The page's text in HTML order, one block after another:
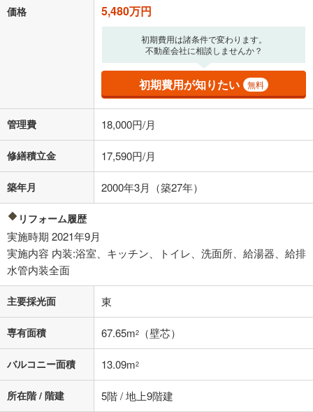
上、ご自身での入力をお願いいたします。初期設定で自動入力されてい
る値は、実際の金融機関等における貸出金利とは何ら関係がなく、実際
の金融機関等における貸出金利を何ら保証するものではありません。返
済方法「元利均等返済」にて算出しております。入力された金利を35年
適用した場合の計算結果を表示しています。
す。
条件によってお借り入れができないことがあります。
不動産会社に購入相談をする 無料
価格 5,480万円
初期費用は諸条件で変わります。
不動産会社に相談しませんか？
初期費用が知りたい 無料
管理費 18,000円/月
修繕積立金 17,590円/月
築年月 2000年3月（築27年）
リフォーム履歴
実施時期 2021年9月
実施内容 内装:浴室、キッチン、トイレ、洗面所、給湯器、給排
水管内装全面
主要採光面 東
専有面積 67.65m2 （壁芯）
バルコニー面積 13.09m2
所在階 / 階建 5階 / 地上9階建